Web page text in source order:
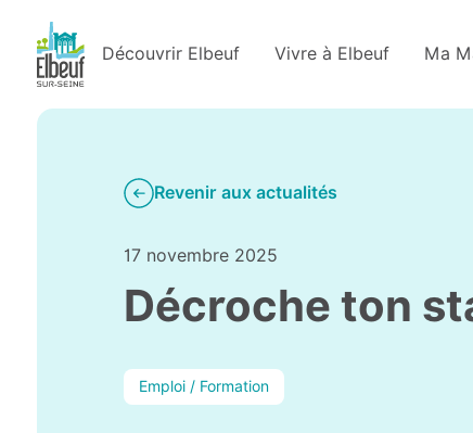
Découvrir Elbeuf Vivre à Elbeuf Ma
Revenir aux actualités
17 novembre 2025
Décroche ton
Emploi / Formation